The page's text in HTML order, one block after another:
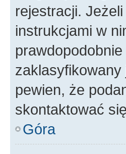
rejestracji.
instrukcjami w
prawdopodobnie
pewien, że
skontaktować
Góra